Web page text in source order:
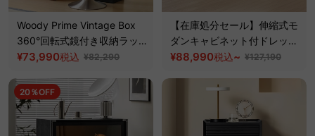
Woody Prime Vintage Box
360°回転式鏡付き収納ラッ
ク【高級天然ツゲ材】
¥73,990税込 ¥82,290
【在庫処分セール】伸縮式モ
ダンキャビネット付ドレッサ
ー
¥88,990税込~ ¥127,190
20％OFF